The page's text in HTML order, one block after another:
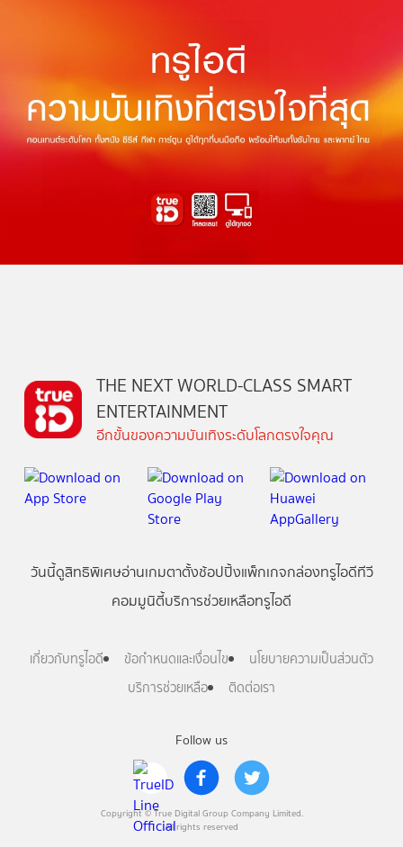
Follow us
Copyright © True Digital Group Company Limited.
All rights reserved
THE NEXT WORLD-CLASS SMART
ENTERTAINMENT
อีกขั้นของความบันเทิงระดับโลกตรงใจคุณ
วันนี้ดูสิทธิพิเศษอ่านเกมตาตั้งช้อปปิ้งแพ็กเกจกล่องทรูไอดีทีวี
คอมมูนิตี้บริการช่วยเหลือทรูไอดี
เกี่ยวกับทรูไอดี ข้อกำหนดและเงื่อนไข
นโยบายความเป็นส่วนตัว
บริการช่วยเหลือ
ติดต่อเรา